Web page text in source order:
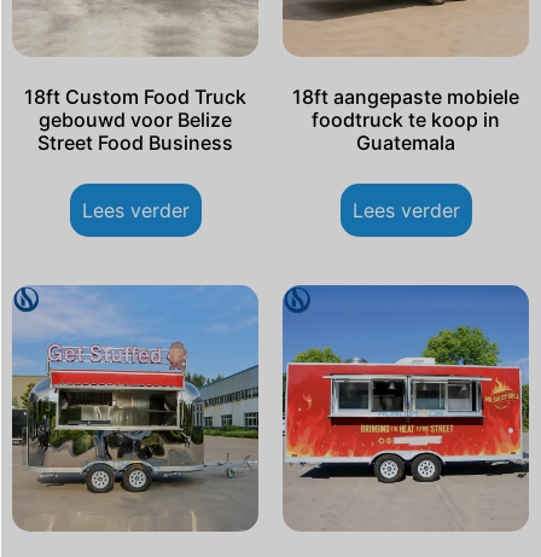
18ft Custom Food Truck
gebouwd voor Belize
Street Food Business
Lees verder
18ft aangepaste mobiele
foodtruck te koop in
Guatemala
Lees verder